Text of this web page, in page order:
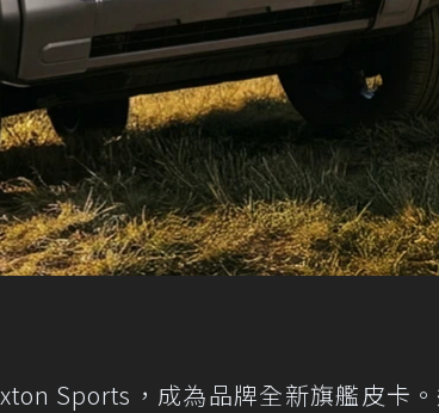
Sports，成為品牌全新旗艦皮卡